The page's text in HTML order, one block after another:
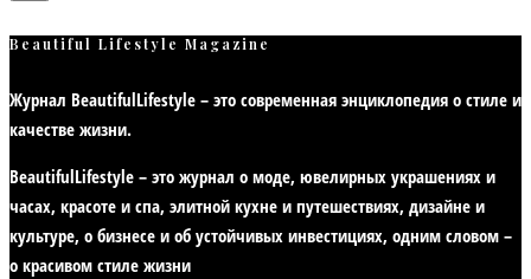
Beautiful Lifestyle Magazine
Журнал BeautifulLifestyle – это современная энциклопедия о стиле и
качестве жизни.
BeautifulLifestyle – это журнал о моде, ювелирных украшениях и
часах, красоте и спа, элитной кухне и путешествиях, дизайне и
культуре, о бизнесе и об устойчивых инвестициях, одним словом –
о красивом стиле жизни